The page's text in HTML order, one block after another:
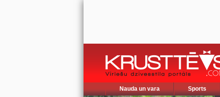
Nauda un vara Sports